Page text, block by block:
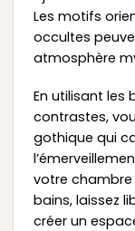
Les motifs
occultes
atmosphère
En utilisant les
contrastes,
gothique qui
votre
bains, laissez
créer un